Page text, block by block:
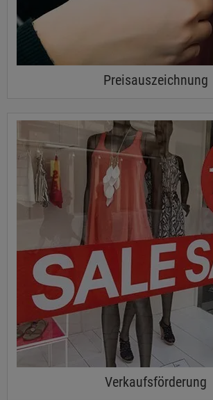
Preisauszeichnung
Verkaufsförderung